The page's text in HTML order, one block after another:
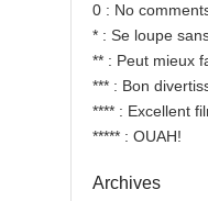
0 : No
* : Se loupe
** : Peut mieux
*** : Bon
**** : Excellent
***** : OUAH!
Archives